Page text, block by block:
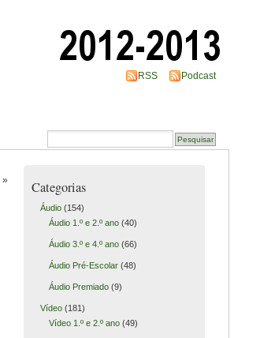
RSS Podcast
» Categorias
Áudio(154)
Áudio 1.º e 2.º ano(40)
Áudio 3.º e 4.º ano(66)
Áudio Pré-Escolar(48)
Áudio Premiado(9)
Vídeo(181)
Vídeo 1.º e 2.º ano(49)